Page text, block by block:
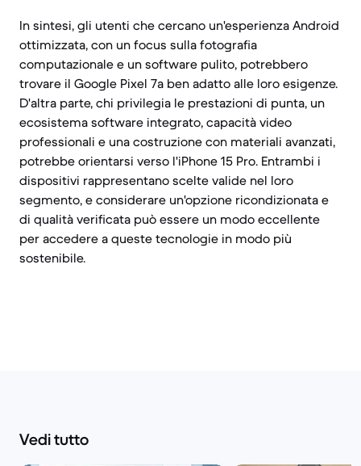
In sintesi, gli utenti che cercano un'esperienza Android
ottimizzata, con un focus sulla fotografia
computazionale e un software pulito, potrebbero
trovare il Google Pixel 7a ben adatto alle loro esigenze.
D'altra parte, chi privilegia le prestazioni di punta, un
ecosistema software integrato, capacità video
professionali e una costruzione con materiali avanzati,
potrebbe orientarsi verso l'iPhone 15 Pro. Entrambi i
dispositivi rappresentano scelte valide nel loro
segmento, e considerare un'opzione ricondizionata e
di qualità verificata può essere un modo eccellente
per accedere a queste tecnologie in modo più
sostenibile.
Vedi tutto